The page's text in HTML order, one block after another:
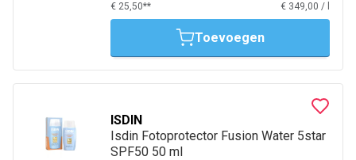
€ 25,50** € 349,00 /
Toevoegen
ISDIN
Isdin Fotoprotector Fusion Water 5star
SPF50 50 ml